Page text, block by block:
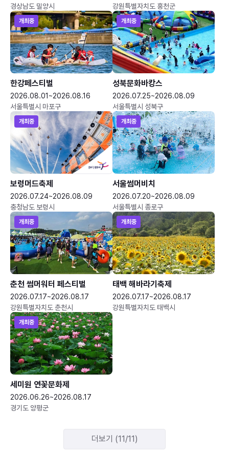
경상남도 밀양시
강원특별자치도 홍천군
개최중
한강페스티벌
2026.08.01~2026.08.16
서울특별시 마포구
개최중
성북문화바캉스
2026.07.25~2026.08.09
서울특별시 성북구
개최중
보령머드축제
2026.07.24~2026.08.09
충청남도 보령시
개최중
서울썸머비치
2026.07.20~2026.08.09
서울특별시 종로구
개최중
춘천 썸머워터 페스티벌
2026.07.17~2026.08.17
강원특별자치도 춘천시
개최중
태백 해바라기축제
2026.07.17~2026.08.17
강원특별자치도 태백시
개최중
세미원 연꽃문화제
2026.06.26~2026.08.17
경기도 양평군
더보기 (11/11)